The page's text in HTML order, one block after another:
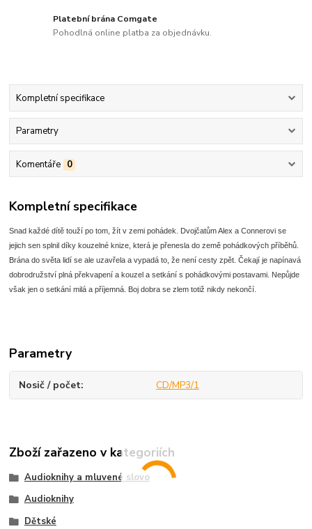
Platební brána Comgate
Pohodlná online platba za objednávku.
Kompletní specifikace
Parametry
Komentáře 0
Kompletní specifikace
Snad každé dítě touží po tom, žít v zemi pohádek. Dvojčatům Alex a Connerovi se
jejich sen splnil díky kouzelné knize, která je přenesla do země pohádkových příběhů.
Brána do světa lidí se ale uzavřela a vypadá to, že není cesty zpět. Čekají je napínavá
dobrodružství plná překvapení a kouzel a setkání s pohádkovými postavami. Nepůjde
však jen o setkání milá a příjemná. Boj dobra se zlem totiž nikdy nekončí.
Parametry
Nosič / počet CD/MP3/1
Zboží zařazeno v kategoriích
Audioknihy a mluvené slovo
Audioknihy
Dětské